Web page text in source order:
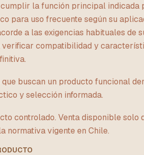
la función principal indicada
para uso frecuente según su
a las exigencias habituales de
verificar compatibilidad y
buscan un producto funcional
y selección informada.
controlado. Venta disponible solo
normativa vigente en Chile.